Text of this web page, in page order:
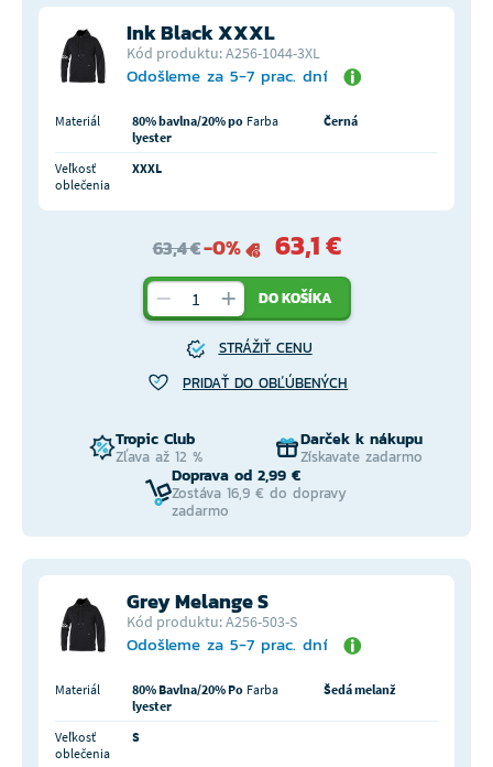
Ink Black XXXL
Kód produktu: A256-1044-3XL
Odošleme za 5-7 prac. dní
Materiál
80% bavlna/20% po
lyester
Farba Černá
Veľkosť
oblečenia
XXXL
63,4 €-0% 63,1 €
DO KOŠÍKA
STRÁŽIŤ CENU
PRIDAŤ DO OBĽÚBENÝCH
Tropic Club
Zľava až 12 %
Darček k nákupu
Získavate zadarmo
Doprava od 2,99 €
Zostáva 16,9 € do dopravy
zadarmo
Grey Melange S
Kód produktu: A256-503-S
Odošleme za 5-7 prac. dní
Materiál
80% Bavlna/20% Po
lyester
Farba Šedá melanž
Veľkosť
oblečenia
S